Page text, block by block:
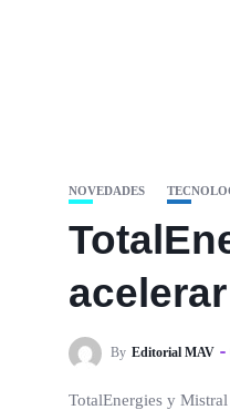
NOVEDADES
By Editorial MAV
TotalEnergies y